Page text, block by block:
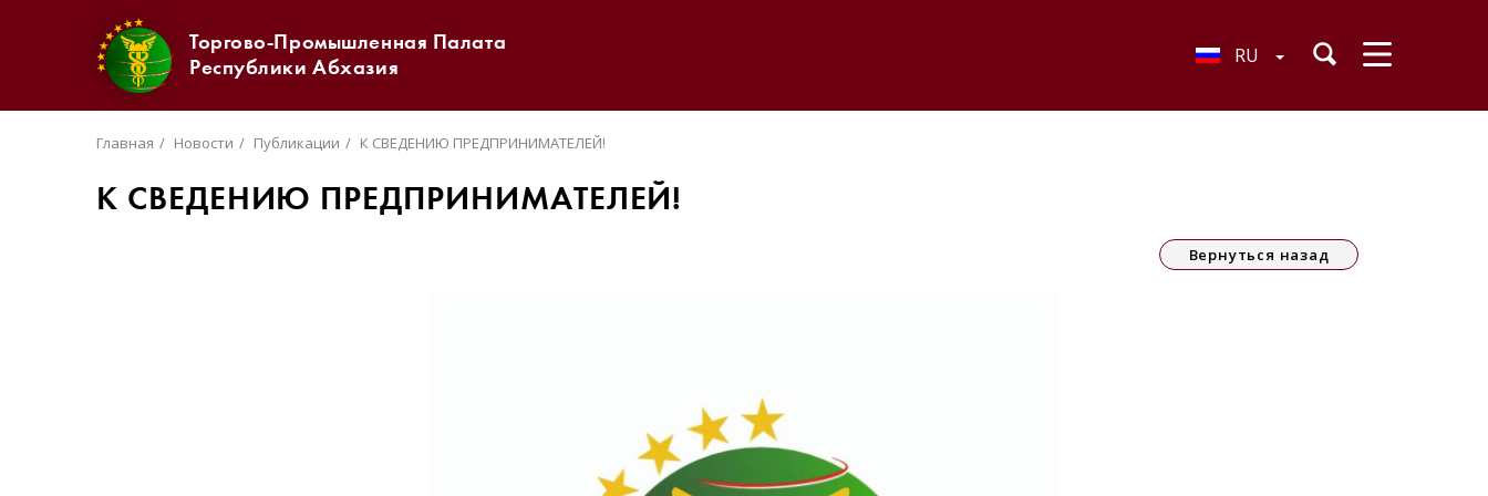
Торгово-Промышленная Палата
Республики Абхазия
RU
Главная Новости Публикации К СВЕДЕНИЮ ПРЕДПРИНИМАТЕЛЕЙ!
К СВЕДЕНИЮ ПРЕДПРИНИМАТЕЛЕЙ!
Вернуться назад